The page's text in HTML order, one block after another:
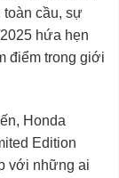
cầu, sự
hứa hẹn
điểm trong giới
Honda
Edition
với những ai